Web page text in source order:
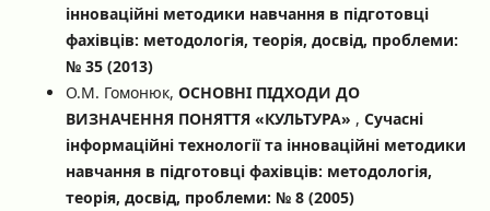
інноваційні методики навчання в підготовці
фахівців: методологія, теорія, досвід, проблеми:
№ 35 (2013)
О.М. Гомонюк, ОСНОВНІ ПІДХОДИ ДО
ВИЗНАЧЕННЯ ПОНЯТТЯ «КУЛЬТУРА» , Сучасні
інформаційні технології та інноваційні методики
навчання в підготовці фахівців: методологія,
теорія, досвід, проблеми: № 8 (2005)